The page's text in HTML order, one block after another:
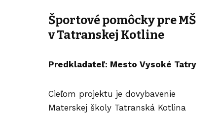
Športové pomôcky pre MŠ
v Tatranskej Kotline
Predkladateľ: Mesto Vysoké Tatry
Cieľom projektu je dovybavenie
Materskej školy Tatranská Kotlina